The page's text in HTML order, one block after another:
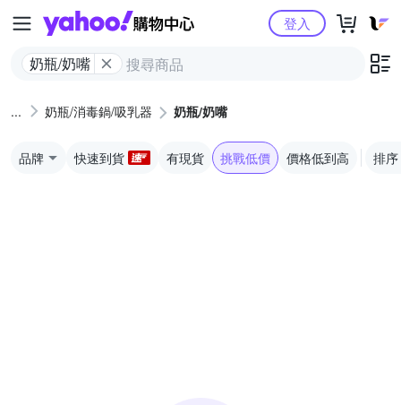
Yahoo購物中心
奶瓶/奶嘴
登入
奶瓶/消毒鍋/吸乳器 奶瓶/奶嘴
品牌 快速到貨 有現貨 挑戰低價 價格低到高 排序